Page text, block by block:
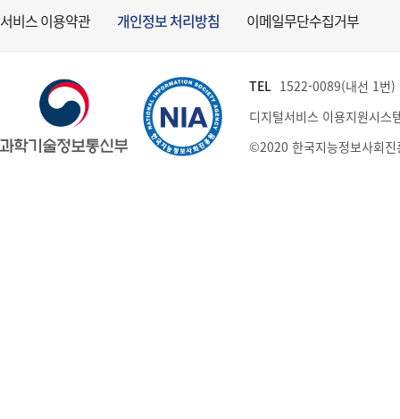
서비스 이용약관 개인정보 처리방침 이메일무단수집거부
TEL 1522-0089(내선 1번
디지털서비스 이용지원시스
©2020 한국지능정보사회진